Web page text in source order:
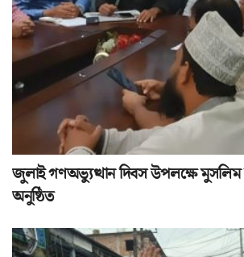
জুলাই গণঅভ্যুত্থান দিবস উপলক্ষে মুসলিম
অনুষ্ঠিত